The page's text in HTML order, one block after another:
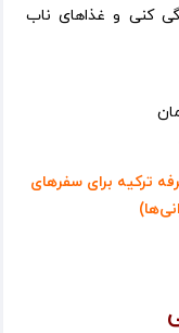
کنی و غذاهای ناب
ترکیه برای سفرهای